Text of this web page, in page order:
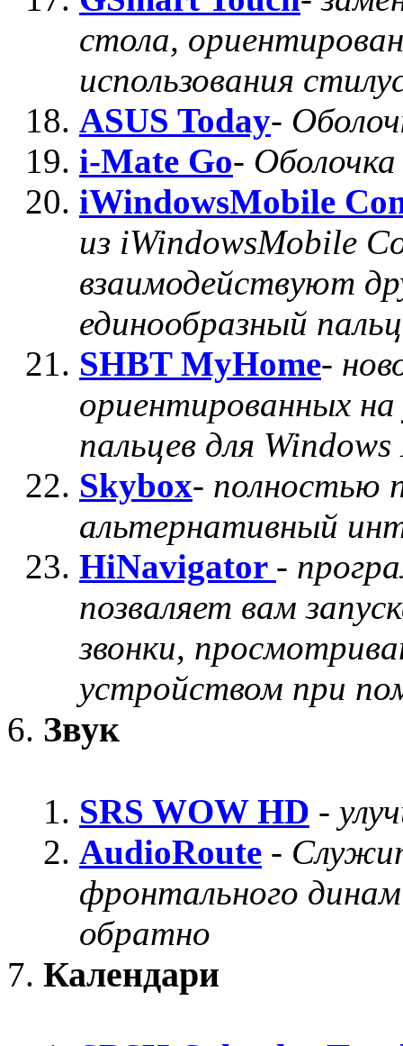
стола,
использования
ASUS Today-
i-Mate Go-
iWindowsMobile
из iWindowsMobile
взаимодействуют
единообразный
SHBT MyHome-
ориентированных на
пальцев для
Skybox- полностью
альтернативный
HiNavigator -
позваляет вам
звонки,
устройством при
Звук
SRS WOW HD -
AudioRoute -
фронтального
обратно
Календари